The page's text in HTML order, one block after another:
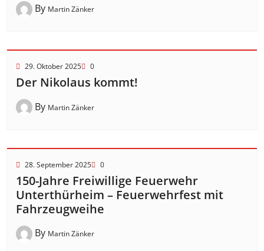
By Martin Zänker
29. Oktober 2025 0
Der Nikolaus kommt!
By Martin Zänker
28. September 2025 0
150-Jahre Freiwillige Feuerwehr
Unterthürheim – Feuerwehrfest mit
Fahrzeugweihe
By Martin Zänker